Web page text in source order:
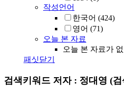
작성언어
한국어 (424)
영어 (71)
오늘 본 자료
오늘 본 자료가
패싯닫기
검색키워드 저자 : 정대영 (검